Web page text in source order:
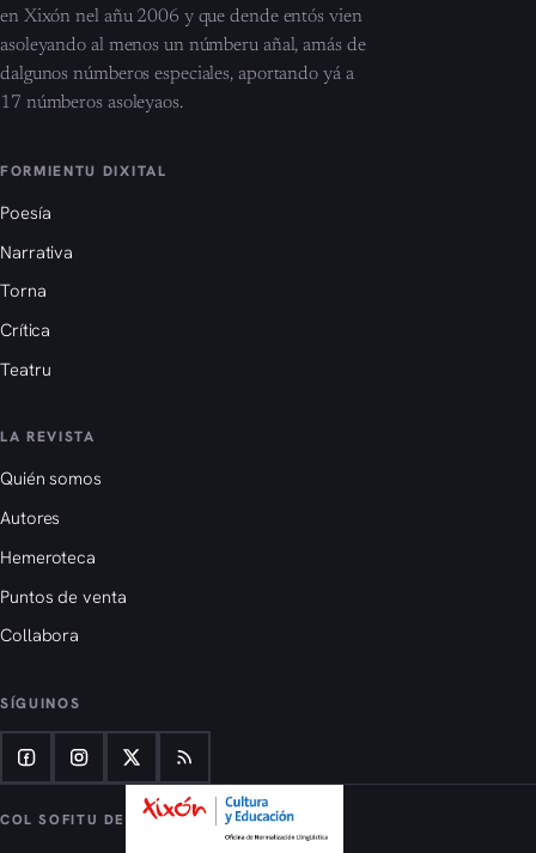
en Xixón nel añu 2006 y que dende entós vien
asoleyando al menos un númberu añal, amás de
dalgunos númberos especiales, aportando yá a
17 númberos asoleyaos.
FORMIENTU DIXITAL
Poesía
Narrativa
Torna
Crítica
Teatru
LA REVISTA
Quién somos
Autores
Hemeroteca
Puntos de venta
Collabora
SÍGUINOS
COL SOFITU DE